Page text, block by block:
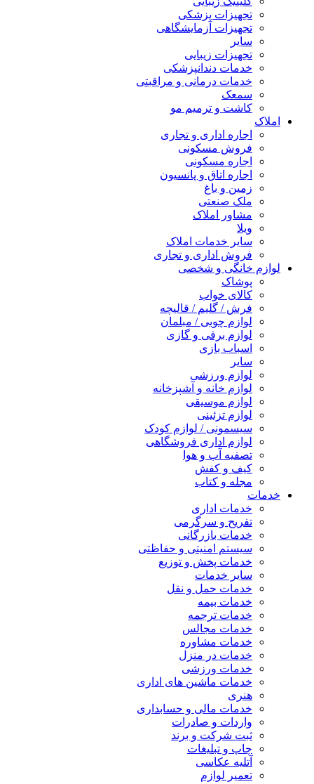
تجهیزات پزشکی
تجهیزات آزمایشگاهی
سایر
تجهیزات زیبایی
خدمات دندانپزشکی
خدمات درمانی و مراقبتی
سمعک
کاشت و ترمیم مو
املاک
اجاره اداری و تجاری
فروش مسکونی
اجاره مسکونی
اجاره اتاق و پانسیون
زمین و باغ
ملک صنعتی
مشاور املاک
ویلا
سایر خدمات املاک
فروش اداری و تجاری
لوازم خانگی و شخصی
پوشاک
کالای خواب
فرش / گلیم / قالیچه
لوازم چوبی / مبلمان
لوازم برقی و گازی
اسباب بازی
سایر
لوازم ورزشی
لوازم خانه و آشپزخانه
لوازم موسیقی
لوازم تزئینی
سیسمونی / لوازم کودک
لوازم اداری فروشگاهی
تصفیه آب و هوا
کیف و کفش
مجله و کتاب
خدمات
خدمات اداری
تفریح و سرگرمی
خدمات بازرگانی
سیستم امنیتی و حفاظتی
خدمات پخش و توزیع
سایر خدمات
خدمات حمل و نقل
خدمات بیمه
خدمات ترجمه
خدمات مجالس
خدمات مشاوره
خدمات در منزل
خدمات ورزشی
خدمات ماشین های اداری
هنری
خدمات مالی و حسابداری
واردات و صادرات
ثبت شرکت و برند
چاپ و تبلیغات
آتلیه عکاسی
تعمیر لوازم